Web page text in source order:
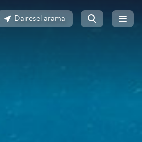
Dairesel arama